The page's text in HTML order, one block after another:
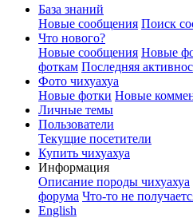
База знаний
Новые сообщения Поиск
Что нового?
Новые сообщения Новые
фоткам Последняя
Фото чихуахуа
Новые фотки Новые
Личные темы
Пользователи
Текущие посетители
Купить чихуахуа
Информация
Описание породы чихуахуа
форума Что-то не
English